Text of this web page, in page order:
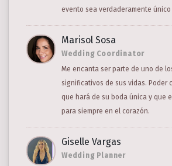
evento sea verdaderamente único
Marisol Sosa
Wedding Coordinator
Me encanta ser parte de uno de
significativos de sus vidas. Poder
que hará de su boda única y que
para siempre en el corazón.
Giselle Vargas
Wedding Planner